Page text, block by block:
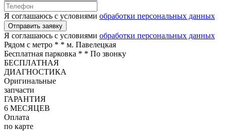
Я соглашаюсь с условиями обработки персональных данных
Отправить заявку
Я соглашаюсь с условиями обработки персональных данных
Рядом с метро * * м. Павелецкая
Бесплатная парковка * * По звонку
БЕСПЛАТНАЯ
ДИАГНОСТИКА
Оригинальные
запчасти
ГАРАНТИЯ
6 МЕСЯЦЕВ
Оплата
по карте